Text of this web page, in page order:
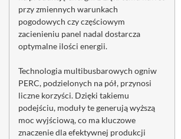
przy zmiennych warunkach
pogodowych czy częściowym
zacienieniu panel nadal dostarcza
optymalne ilości energii.
Technologia multibusbarowych ogniw
PERC, podzielonych na pół, przynosi
liczne korzyści. Dzięki takiemu
podejściu, moduły te generują wyższą
moc wyjściową, co ma kluczowe
znaczenie dla efektywnej produkcji